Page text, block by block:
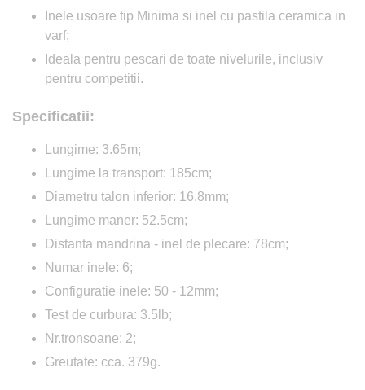
Inele usoare tip Minima si inel cu pastila ceramica in
varf;
Ideala pentru pescari de toate nivelurile, inclusiv
pentru competitii.
Specificatii:
Lungime: 3.65m;
Lungime la transport: 185cm;
Diametru talon inferior: 16.8mm;
Lungime maner: 52.5cm;
Distanta mandrina - inel de plecare: 78cm;
Numar inele: 6;
Configuratie inele: 50 - 12mm;
Test de curbura: 3.5lb;
Nr.tronsoane: 2;
Greutate: cca. 379g.